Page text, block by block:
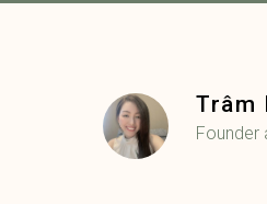
Trâm
Founder